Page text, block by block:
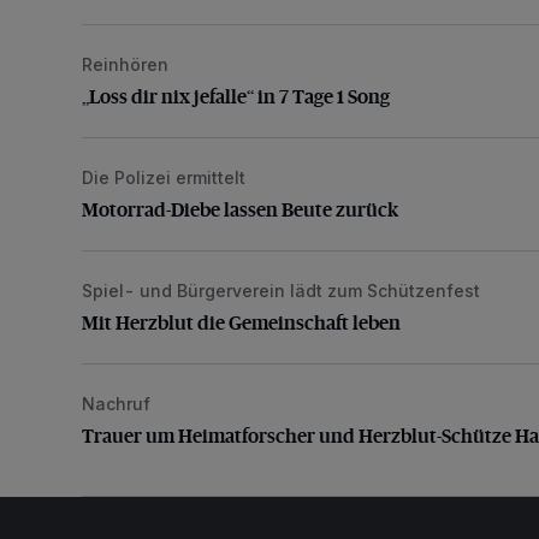
„Loss dir nix jefalle“ in 7 Tage 1 Song
Reinhören
„Loss dir nix jefalle“ in 7 Tage 1 Song
Motorrad-Diebe lassen Beute zurück
Die Polizei ermittelt
Motorrad-Diebe lassen Beute zurück
Mit Herzblut die Gemeinschaft leben
Spiel- und Bürgerverein lädt zum Schützenfest
Mit Herzblut die Gemeinschaft leben
Trauer um Heimatforscher und Herzblut-Schütze
Nachruf
Trauer um Heimatforscher und Herzblut-Schütze